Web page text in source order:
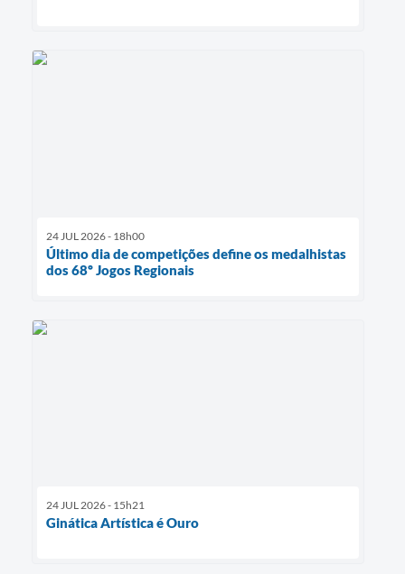
24 JUL 2026 - 18h00
Último dia de competições define os medalhistas
dos 68º Jogos Regionais
24 JUL 2026 - 15h21
Ginática Artística é Ouro